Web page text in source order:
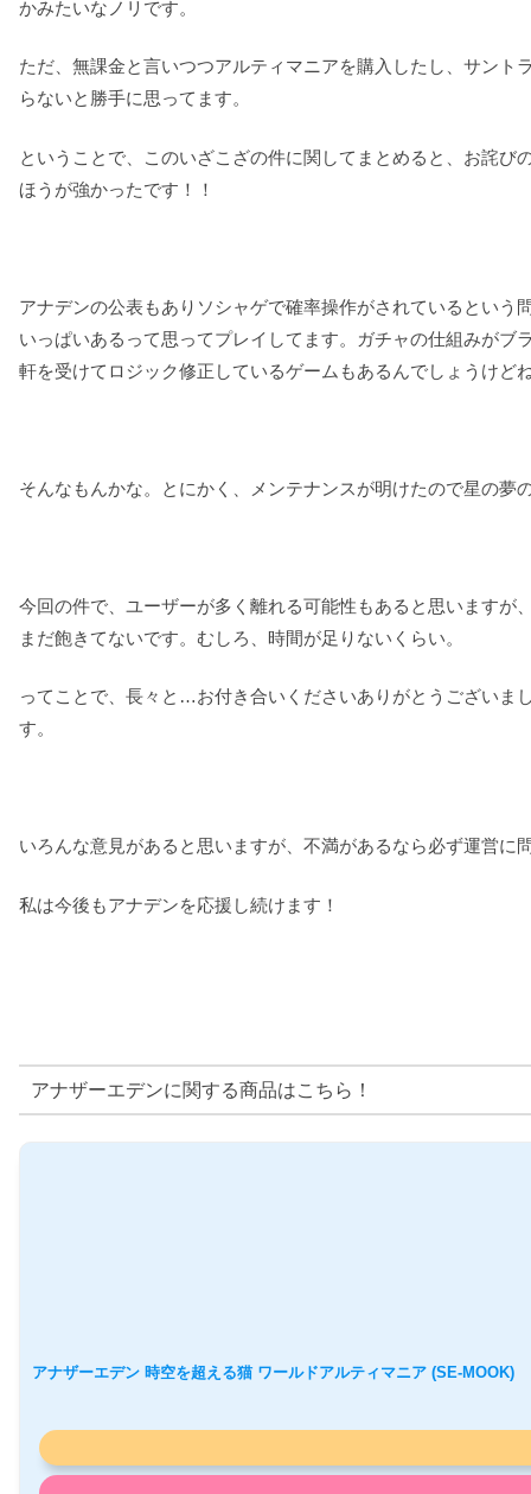
かみたいなノリです。
ただ、無課金と言いつつアルティマニアを購入したし、サン
らないと勝手に思ってます。
ということで、このいざこざの件に関してまとめると、お詫
ほうが強かったです！！
アナデンの公表もありソシャゲで確率操作がされているとい
いっぱいあるって思ってプレイしてます。ガチャの仕組みが
軒を受けてロジック修正しているゲームもあるんでしょうけど
そんなもんかな。とにかく、メンテナンスが明けたので星の
今回の件で、ユーザーが多く離れる可能性もあると思います
まだ飽きてないです。むしろ、時間が足りないくらい。
ってことで、長々と…お付き合いくださいありがとうございま
す。
いろんな意見があると思いますが、不満があるなら必ず運営に
私は今後もアナデンを応援し続けます！
アナザーエデンに関する商品はこちら！
アナザーエデン 時空を超える猫 ワールドアルティマニア (SE-MOOK)